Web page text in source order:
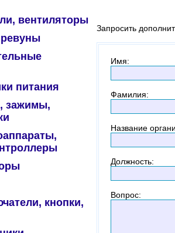
вентиляторы
питания
зажимы,
кнопки,
Запросить
Имя:
Фамилия:
Название
Должность:
Вопрос: